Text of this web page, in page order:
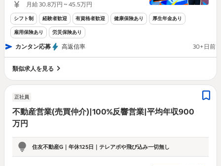
月給 30.8万円 ~ 45.5万円
シフト制 経験者歓迎 有資格者歓迎 健康保険あり 厚生年金あり
雇用保険あり 労災保険あり
カンタン応募 高返信率 30+日前
類似求人を見る
正社員
不動産営業(売買仲介)|100%反響営業|平均年収900
万円
住友不動産G｜年休125日｜テレアポや飛び込み一切無し